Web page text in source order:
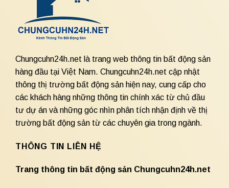
Chungcuhn24h.net là trang web thông tin bất động sản
hàng đầu tại Việt Nam. Chungcuhn24h.net cập nhật
thông thị trường bất động sản hiện nay, cung cấp cho
các khách hàng những thông tin chính xác từ chủ đầu
tư dự án và những góc nhìn phân tích nhận định về thị
trường bất động sản từ các chuyên gia trong ngành.
THÔNG TIN LIÊN HỆ
Trang thông tin bất động sản Chungcuhn24h.net